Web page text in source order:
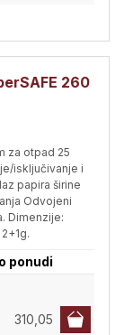
260
za otpad 25
isključivanje i
papira širine
Odvojeni
Dimenzije:
ponudi
310,05